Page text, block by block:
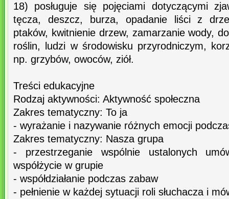
18) posługuje się pojęciami dotyczącymi
tęcza, deszcz, burza, opadanie liści z
ptaków, kwitnienie drzew, zamarzanie wody,
roślin, ludzi w środowisku przyrodniczym,
np. grzybów, owoców, ziół.
Treści edukacyjne
Rodzaj aktywności: Aktywność społeczna
Zakres tematyczny: To ja
- wyrażanie i nazywanie różnych emocji
Zakres tematyczny: Nasza grupa
- przestrzeganie wspólnie ustalonych
współżycie w grupie
- współdziałanie podczas zabaw
- pełnienie w każdej sytuacji roli słuchacza i